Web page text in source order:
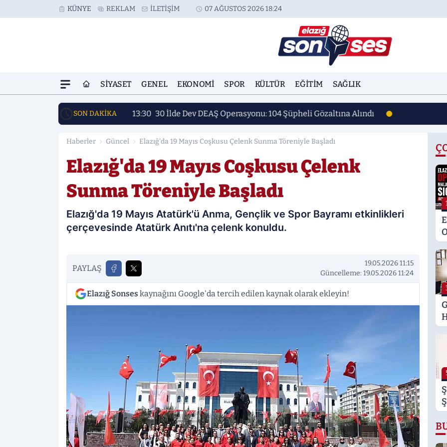
KÜNYE REKLAM İLETIŞIM 07 AĞUSTOS 2026 18:24
SIYASET GENEL EKONOMI SPOR KÜLTÜR EĞITIM SAĞLIK
SON DAKİKA 13:30 30 İlde Dev DEAŞ Operasyonu: 104 Şüpheli Gözaltına Alındı
Haberler Güncel Elazığ'da 19 Mayıs Coşkusu Çelenk Sunma Töreniyle Başladı
Elazığ'da 19 Mayıs Coşkusu Çelenk
Sunma Töreniyle Başladı
Elazığ'da 19 Mayıs Atatürk'ü Anma, Gençlik ve Spor Bayramı etkinlikleri
çerçevesinde Atatürk Anıtı'na çelenk konuldu.
PAYLAŞ
19.05.2026 11:15
Güncelleme: 19.05.2026 11:24
Elazığ Sonses kaynağını Google'da tercih edilen kaynak olarak ekleyin!